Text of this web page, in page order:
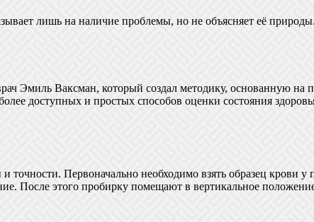
лишь на наличие проблемы, но не объясняет её
Эмиль Ваксман, который создал методику, основанную
доступных и простых способов оценки состояния
Первоначально необходимо взять образец крови у
После этого пробирку помещают в вертикальное